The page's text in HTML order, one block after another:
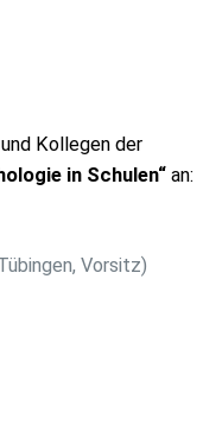
Kollegen der
in Schulen“ an:
Vorsitz)